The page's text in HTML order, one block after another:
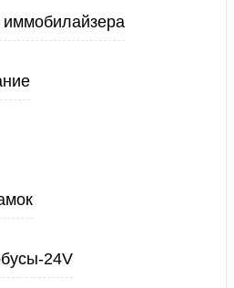
24V